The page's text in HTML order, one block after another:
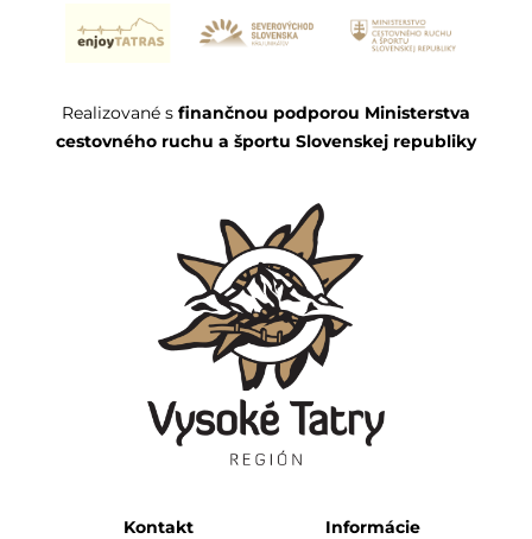
Realizované s finančnou podporou Ministerstva
cestovného ruchu a športu Slovenskej republiky
Kontakt Informácie